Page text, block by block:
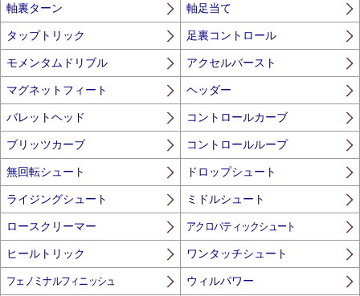
軸裏ターン 軸足当て
タップトリック 足裏コントロール
モメンタムドリブル アクセルバースト
マグネットフィート ヘッダー
バレットヘッド コントロールカーブ
ブリッツカーブ コントロールループ
無回転シュート ドロップシュート
ライジングシュート ミドルシュート
ロースクリーマー アクロバティックシュート
ヒールトリック ワンタッチシュート
フェノミナルフィニッシュ ウィルパワー